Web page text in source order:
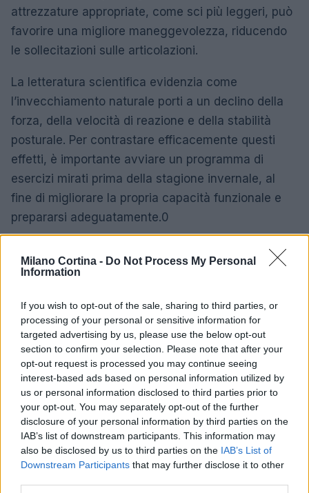
Milano Cortina - Do Not Process My Personal
Information
If you wish to opt-out of the sale, sharing to third parties, or
processing of your personal or sensitive information for
targeted advertising by us, please use the below opt-out
section to confirm your selection. Please note that after your
opt-out request is processed you may continue seeing
interest-based ads based on personal information utilized by
us or personal information disclosed to third parties prior to
your opt-out. You may separately opt-out of the further
disclosure of your personal information by third parties on the
IAB’s list of downstream participants. This information may
also be disclosed by us to third parties on the IAB’s List of
Downstream Participants that may further disclose it to other
attrezzature appropriate, come sci più leggeri, può
favorire una migliore maneggevolezza, riducendo
le sollecitazioni sulle articolazioni.
La letteratura scientifica evidenzia come
l’invecchiamento naturale porti a un declino della
forza, della velocità di reazione e della stabilità
posturale. Per contrastare efficacemente questi
effetti, è importante avviare un programma di
esercizi mirati prima della stagione invernale, al
fine di migliorare la propria capacità funzionale e
prepararsi adeguatamente.0
I benefici della pratica sportiva
l’invecchiamento naturale porti a un declino della
forza, della velocità di reazione e della stabilità
posturale. Per contrastare efficacemente questi
effetti, è importante avviare un programma di
esercizi mirati prima della stagione invernale, al
fine di migliorare la propria capacità funzionale e
prepararsi adeguatamente.1
La letteratura scientifica evidenzia come
l’invecchiamento naturale porti a un declino della
forza, della velocità di reazione e della stabilità